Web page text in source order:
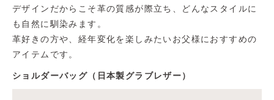
デザインだからこそ革の質感が際立ち、どんなスタイルに
も自然に馴染みます。
革好きの方や、経年変化を楽しみたいお父様におすすめの
アイテムです。
ショルダーバッグ（日本製グラブレザー）